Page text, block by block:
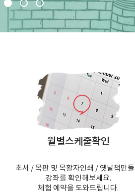
월별스케줄확인
초서 / 목판 및 목활자인쇄 / 옛날책만
강좌를 확인해보세요.
체험 예약을 도와드립니다.